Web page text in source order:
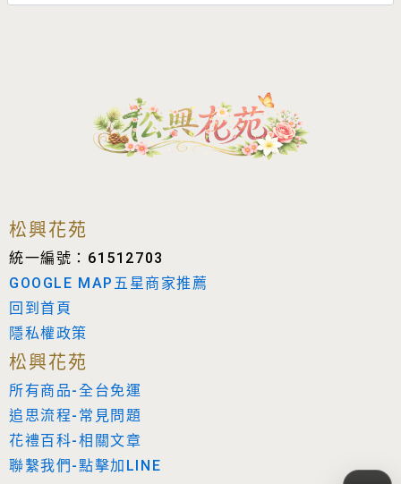
松興花苑
統一編號：61512703
GOOGLE MAP五星商家推薦
回到首頁
隱私權政策
松興花苑
所有商品-全台免運
追思流程-常見問題
花禮百科-相關文章
聯繫我們-點擊加LINE